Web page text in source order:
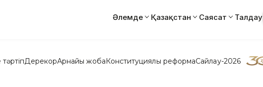
Әлемде Қазақстан Саясат Талдау
ДерекқорАрнайы жобаКонституциялық реформаСайлау-2026